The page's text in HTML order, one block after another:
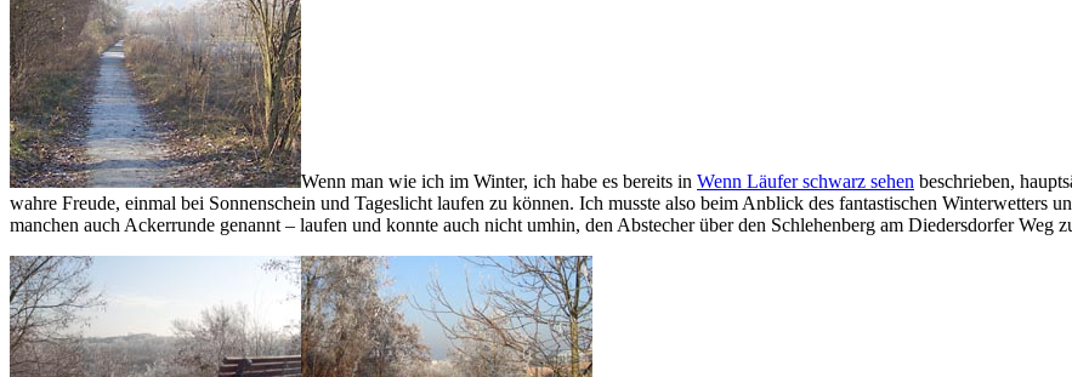
Wenn man wie ich im Winter, ich habe es bereits in Wenn Läufer schwarz sehen beschrieben,
wahre Freude, einmal bei Sonnenschein und Tageslicht laufen zu können. Ich musste also beim Anblick des fantastischen Winterwetters
manchen auch Ackerrunde genannt – laufen und konnte auch nicht umhin, den Abstecher über den Schlehenberg am Diedersdorfer Weg